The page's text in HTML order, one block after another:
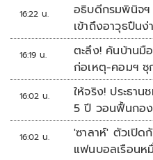
16:22 น.
อธิบดีกรมพินิจ
เข้าถึงอาวุธปืน
ชนวนสำคัญ
16:19 น.
ตะลึง! ค้นบ้านมื
ก่อเหตุ-คอมฯ
16:02 น.
ให้จริง! ประธาน
5 ปี วอนฟื้นกอง
16:02 น.
'ซาลาห์' ตัวเปิด
แฟนบอลเรือนห